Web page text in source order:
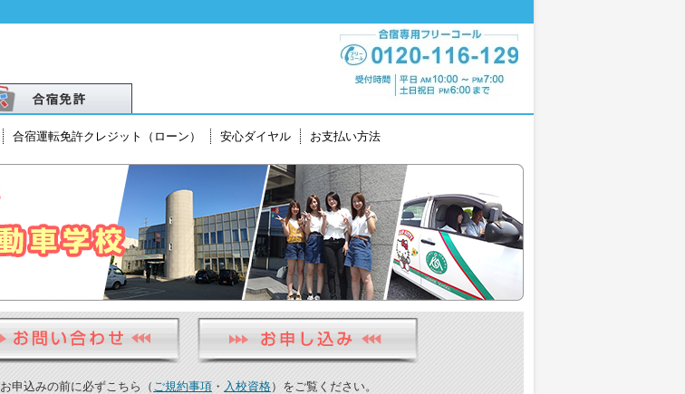
合宿運転免許クレジット（ローン） 安心ダイヤル お支払い方法
お申込みの前に必ずこちら（ ご規約事項 ・ 入校資格）をご覧ください。